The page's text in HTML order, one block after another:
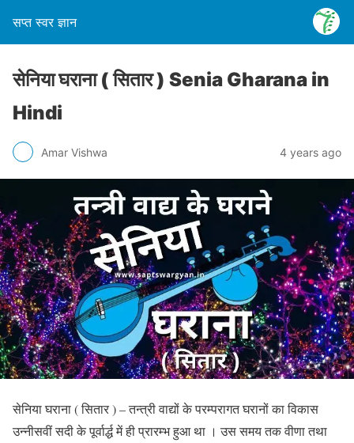
सप्त स्वर ज्ञान
सेनिया घराना ( सितार ) Senia Gharana in
Hindi
Amar Vishwa 4 years ago
सेनिया घराना ( सितार ) – तन्त्री वाद्यों के परम्परागत घरानों का विकास
उन्नीसवीं सदी के पूर्वार्द्ध में ही प्रारम्भ हुआ था । उस समय तक वीणा तथा